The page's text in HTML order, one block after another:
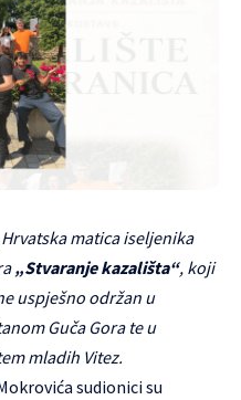
matica iseljenika
„Stvaranje kazališta“, koji
uspješno održan u
Guča Gora te u
mladih Vitez.
sudionici su